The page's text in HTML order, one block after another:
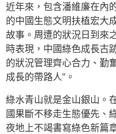
近年來，包含潘維廉在內
的中國生態文明扶植宏大
故事。周遭的狀況日到來
時表現，中國綠色成長古
的狀況管理齊心合力、勤
成長的帶路人”。
綠水青山就是金山銀山。
國果斷不移走生態優先、
夜地上不竭書寫綠色新篇